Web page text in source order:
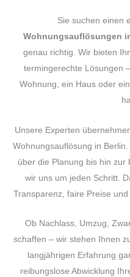
Sie suchen einen
Wohnungsauflösungen
genau richtig. Wir bieten
termingerechte Lösungen
Wohnung, ein Haus oder
Unsere Experten
Wohnungsauflösung in
über die Planung bis hin
wir uns um jeden Schritt.
Transparenz, faire Preise
Ob Nachlass, Umzug,
schaffen – wir stehen Ihnen
langjährigen Erfahrung
reibungslose Abwicklung